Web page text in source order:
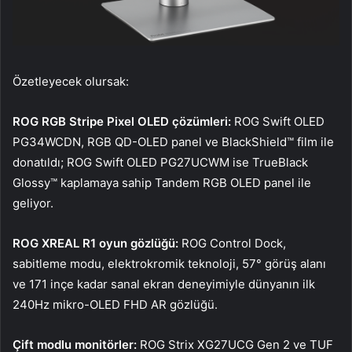
Özetleyecek olursak:
ROG RGB Stripe Pixel OLED çözümleri: ROG Swift OLED
PG34WCDN, RGB QD-OLED panel ve BlackShield™ film ile
donatıldı; ROG Swift OLED PG27UCWM ise TrueBlack
Glossy™ kaplamaya sahip Tandem RGB OLED panel ile
geliyor.
ROG XREAL R1 oyun gözlüğü: ROG Control Dock,
sabitleme modu, elektrokromik teknoloji, 57° görüş alanı
ve 171 inçe kadar sanal ekran deneyimiyle dünyanın ilk
240Hz mikro-OLED FHD AR gözlüğü.
Çift modlu monitörler: ROG Strix XG27UCG Gen 2 ve TUF